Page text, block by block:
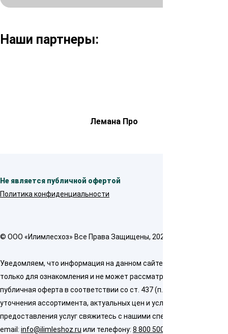
Наши партнеры:
Лемана Про
Не является публичной офертой
Политика конфиденциальности
© OOO «Илимлесхоз» Все Права Защищены, 2026
Уведомляем, что информация на данном сайте предназначена
только для ознакомления и не может рассматриваться как
публичная оферта в соответствии со ст. 437 (п. 2) ГК РФ. Для
уточнения ассортимента, актуальных цен и условий
предоставления услуг свяжитесь с нашими специалистами по
email: info@ilimleshoz.ru или телефону: 8 800 500 5437